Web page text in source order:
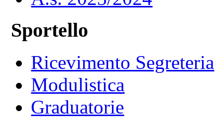
Sportello
Ricevimento Segreteria
Modulistica
Graduatorie